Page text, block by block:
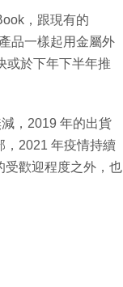
間
，跟現有的
品一樣起用金屬外
或於下年下半年推
，2019 年的出貨
，2021 年疫情持續
受歡迎程度之外，也